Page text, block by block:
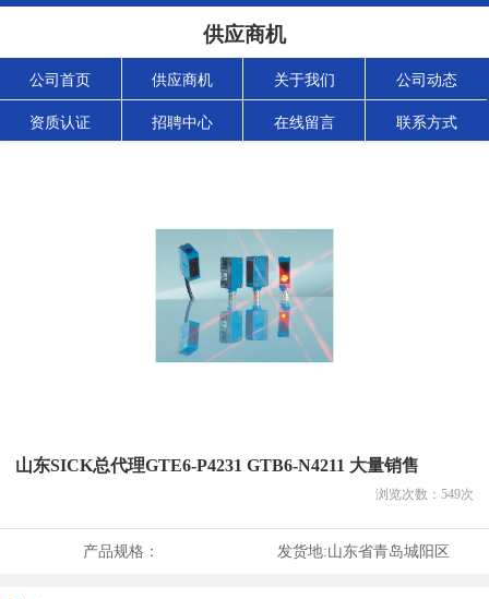
供应商机
公司首页 供应商机 关于我们 公司动态
资质认证 招聘中心 在线留言 联系方式
山东SICK总代理GTE6-P4231 GTB6-N4211 大量销售
浏览次数： 549次
产品规格： 发货地:山东省青岛城阳区